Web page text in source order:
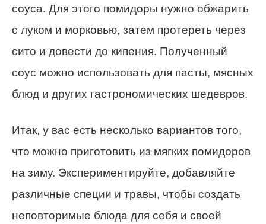
соуса. Для этого помидоры нужно обжарить
с луком и морковью, затем протереть через
сито и довести до кипения. Полученный
соус можно использовать для пасты, мясных
блюд и других гастрономических шедевров.
Итак, у вас есть несколько вариантов того,
что можно приготовить из мягких помидоров
на зиму. Экспериментируйте, добавляйте
различные специи и травы, чтобы создать
неповторимые блюда для себя и своей